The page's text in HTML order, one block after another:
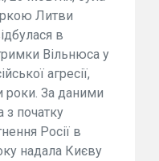
Литви
в
Вільнюса у
агресії,
роки. За даними
з початку
Росії в
надала Києву